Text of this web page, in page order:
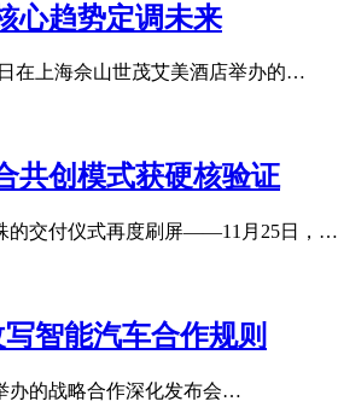
心趋势定调未来
在上海佘山世茂艾美酒店举办的…
共创模式获硬核验证
的交付仪式再度刷屏——11月25日，…
智能汽车合作规则
办的战略合作深化发布会…